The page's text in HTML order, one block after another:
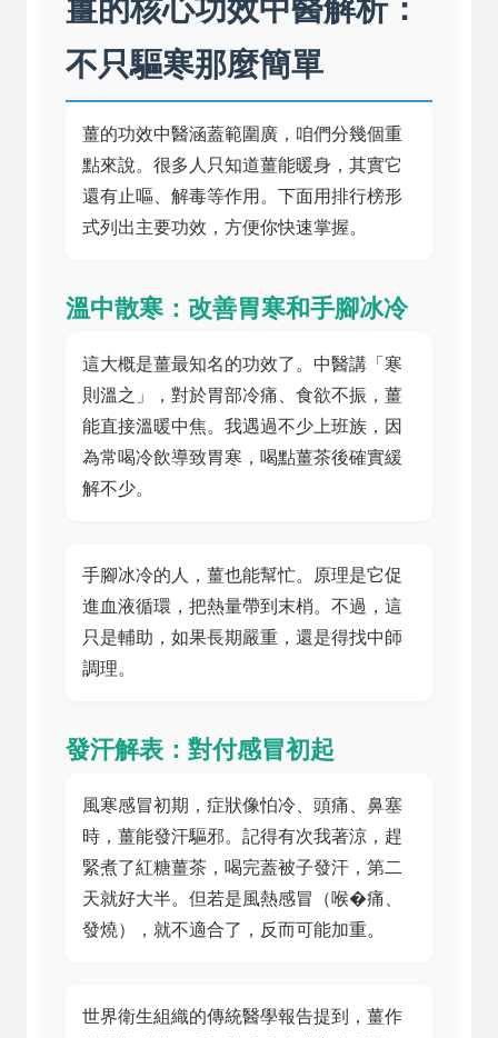
不只驅寒那麼簡單
薑的功效中醫涵蓋範圍廣，咱們分幾個重
點來說。很多人只知道薑能暖身，其實它
還有止嘔、解毒等作用。下面用排行榜形
式列出主要功效，方便你快速掌握。
溫中散寒：改善胃寒和手腳冰冷
這大概是薑最知名的功效了。中醫講「寒
則溫之」，對於胃部冷痛、食欲不振，薑
能直接溫暖中焦。我遇過不少上班族，因
為常喝冷飲導致胃寒，喝點薑茶後確實緩
解不少。
手腳冰冷的人，薑也能幫忙。原理是它促
進血液循環，把熱量帶到末梢。不過，這
只是輔助，如果長期嚴重，還是得找中師
調理。
發汗解表：對付感冒初起
風寒感冒初期，症狀像怕冷、頭痛、鼻塞
時，薑能發汗驅邪。記得有次我著涼，趕
緊煮了紅糖薑茶，喝完蓋被子發汗，第二
天就好大半。但若是風熱感冒（喉�痛、
發燒），就不適合了，反而可能加重。
世界衛生組織的傳統醫學報告提到，薑作